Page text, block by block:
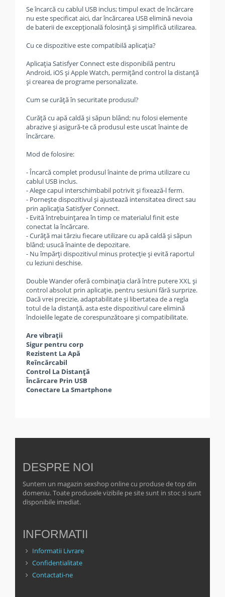
Se încarcă cu cablul USB inclus; timpul exact de încărcare
nu este specificat aici, dar încărcarea USB elimină nevoia
de baterii de excepțională folosință și simplifică utilizarea.
Cu ce dispozitive este compatibilă aplicația?
Aplicația Satisfyer Connect este disponibilă pentru
Android, iOS și Apple Watch, permițând control la distanță
și crearea de programe personalizate.
Cum se curăță în securitate produsul?
Curăță cu apă caldă și săpun blând; nu folosi elemente
abrazive și asigură‑te că produsul este uscat înainte de
încărcare.
Mod de folosire:
- Încarcă complet produsul înainte de prima utilizare cu
cablul USB inclus.
- Alege capul interschimbabil potrivit și fixează-l ferm.
- Pornește dispozitivul și ajustează intensitatea direct sau
prin aplicația Satisfyer Connect.
- Evită întrebuințarea în timp ce materialul finit este
conectat la încărcare.
- Curăță mai târziu fiecare utilizare cu apă caldă și săpun
blând; usucă înainte de depozitare.
- Nu împărți dispozitivul minus protecție și evită raportul
cu leziuni deschise.
Double Wander oferă combinația clară între putere XXL și
control absolut prin aplicație, pentru sesiuni fără surprize.
Dacă vrei precizie, adaptabilitate și libertatea de a regla
totul de la distanță, asta este dispozitivul care elimină
îndoielile legate de corespunzătoare și compatibilitate.
Are vibrații
Sigur pentru corp
Rezistent La Apă
Reîncărcabil
Control La Distanță
Încărcare Prin USB
Conectare La Smartphone
DESPRE NOI
Suntem un magazin sexshop online cu produse de top din
domeniu. Toate produsele vizibile pe site sunt in stoc si sunt
disponibile imediat.
INFORMATII
Informatii Livrare
Confidentialitate
Contactati-ne